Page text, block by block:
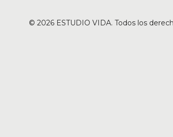
© 2026 ESTUDIO VIDA. Todos los